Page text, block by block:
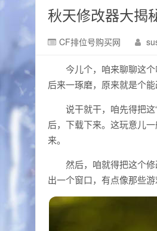
秋天修改器大揭
CF排位号购买网
今儿个，咱来聊聊这
后来一琢磨，原来就是个
说干就干，咱先得把
后，下载下来。这玩意儿
来。
然后，咱就得把这个
出一个窗口，有点像那些